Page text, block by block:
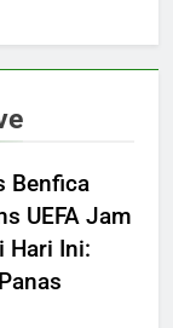
Benfica
UEFA Jam
Hari Ini: